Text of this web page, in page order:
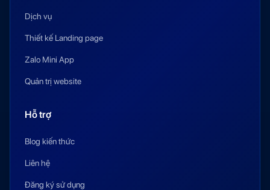
Dịch vụ
Thiết kế Landing page
Zalo Mini App
Quản trị website
Hỗ trợ
Blog kiến thức
Liên hệ
Đăng ký sử dụng